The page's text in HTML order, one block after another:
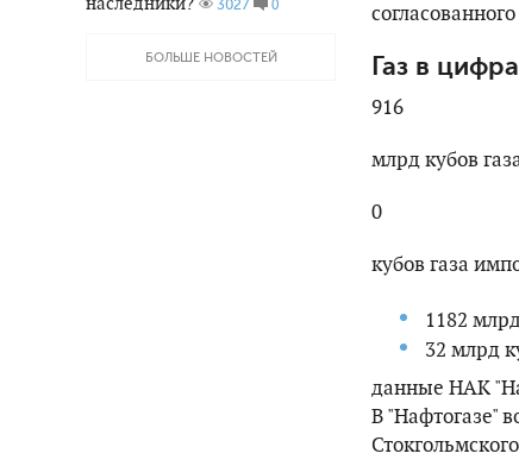
3027 0
БОЛЬШЕ НОВОСТЕЙ Газ в
916
млрд кубов
0
кубов газа
1182
32 млрд
данные НАК
В "Нафтогазе"